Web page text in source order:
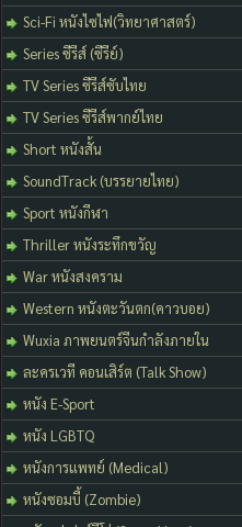
Sci-Fi หนังไซไฟ(วิทยาศาสตร์)
Series ซีรีส์ (ซีรีย์)
TV Series ซีรีส์ซับไทย
TV Series ซีรีส์พากย์ไทย
Short หนังสั้น
SoundTrack (บรรยายไทย)
Sport หนังกีฬา
Thriller หนังระทึกขวัญ
War หนังสงคราม
Western หนังตะวันตก(คาวบอย)
Wuxia ภาพยนตร์จีนกำลังภายใน
ละครเวที คอนเสิร์ต (Talk Show)
หนัง E-Sport
หนัง LGBTQ
หนังการแพทย์ (Medical)
หนังซอมบี้ (Zombie)